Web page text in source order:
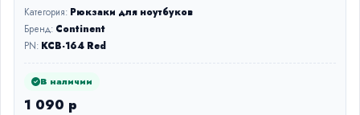
Категория: Рюкзаки для ноутбуков
Бренд: Continent
PN: KCB-164 Red
В наличии
1 090 р